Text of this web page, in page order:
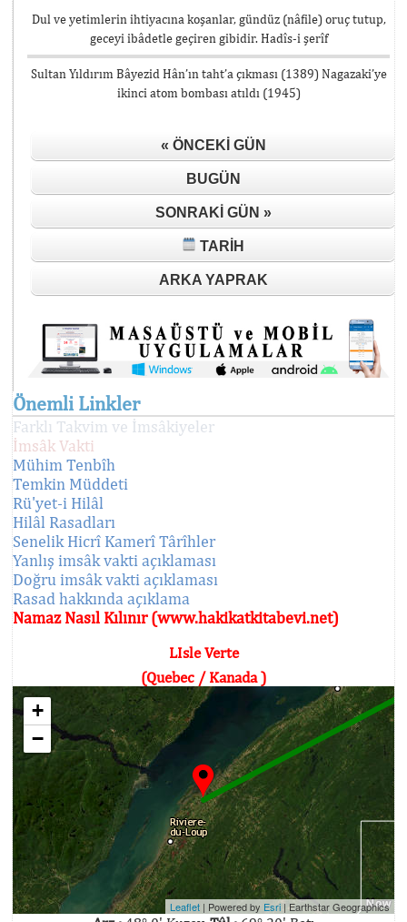
Dul ve yetimlerin ihtiyacına koşanlar, gündüz (nâfile) oruç tutup,
geceyi ibâdetle geçiren gibidir. Hadîs-i şerîf
Sultan Yıldırım Bâyezid Hân’ın taht’a çıkması (1389) Nagazaki’ye
ikinci atom bombası atıldı (1945)
« ÖNCEKI GÜN
BUGÜN
SONRAKI GÜN »
TARIH
ARKA YAPRAK
Önemli Linkler
Farklı Takvim ve İmsâkiyeler
İmsâk Vakti
Mühim Tenbîh
Temkin Müddeti
Rü'yet-i Hilâl
Hilâl Rasadları
Senelik Hicrî Kamerî Târîhler
Yanlış imsâk vakti açıklaması
Doğru imsâk vakti açıklaması
Rasad hakkında açıklama
Namaz Nasıl Kılınır (www.hakikatkitabevi.net)
LIsle Verte
(Quebec / Kanada )
+
−
Leaflet | Powered by Esri|Earthstar Geographics